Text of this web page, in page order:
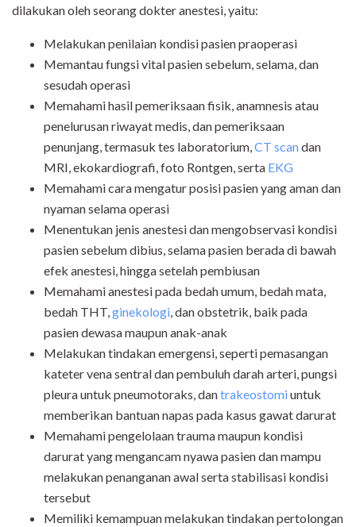
dilakukan oleh seorang dokter anestesi, yaitu:
Melakukan penilaian kondisi pasien praoperasi
Memantau fungsi vital pasien sebelum, selama, dan
sesudah operasi
Memahami hasil pemeriksaan fisik, anamnesis atau
penelurusan riwayat medis, dan pemeriksaan
penunjang, termasuk tes laboratorium,CT scandan
MRI, ekokardiografi, foto Rontgen, serta EKG
Memahami cara mengatur posisi pasien yang aman dan
nyaman selama operasi
Menentukan jenis anestesi dan mengobservasi kondisi
pasien sebelum dibius, selama pasien berada di bawah
efek anestesi, hingga setelah pembiusan
Memahami anestesi pada bedah umum, bedah mata,
bedah THT,ginekologi, dan obstetrik, baik pada
pasien dewasa maupun anak-anak
Melakukan tindakan emergensi, seperti pemasangan
kateter vena sentral dan pembuluh darah arteri, pungsi
pleura untuk pneumotoraks, dantrakeostomiuntuk
memberikan bantuan napas pada kasus gawat darurat
Memahami pengelolaan trauma maupun kondisi
darurat yang mengancam nyawa pasien dan mampu
melakukan penanganan awal serta stabilisasi kondisi
tersebut
Memiliki kemampuan melakukan tindakan pertolongan